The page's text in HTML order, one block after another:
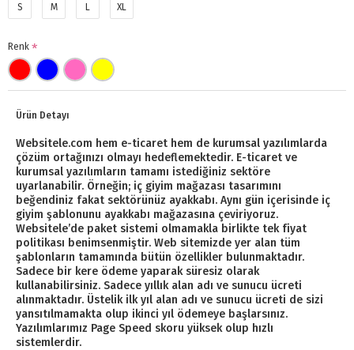
S M L XL
Renk
Ürün Detayı
Websitele.com hem e-ticaret hem de kurumsal yazılımlarda
çözüm ortağınızı olmayı hedeflemektedir. E-ticaret ve
kurumsal yazılımların tamamı istediğiniz sektöre
uyarlanabilir. Örneğin; iç giyim mağazası tasarımını
beğendiniz fakat sektörünüz ayakkabı. Aynı gün içerisinde iç
giyim şablonunu ayakkabı mağazasına çeviriyoruz.
Websitele’de paket sistemi olmamakla birlikte tek fiyat
politikası benimsenmiştir. Web sitemizde yer alan tüm
şablonların tamamında bütün özellikler bulunmaktadır.
Sadece bir kere ödeme yaparak süresiz olarak
kullanabilirsiniz. Sadece yıllık alan adı ve sunucu ücreti
alınmaktadır. Üstelik ilk yıl alan adı ve sunucu ücreti de sizi
yansıtılmamakta olup ikinci yıl ödemeye başlarsınız.
Yazılımlarımız Page Speed skoru yüksek olup hızlı
sistemlerdir.